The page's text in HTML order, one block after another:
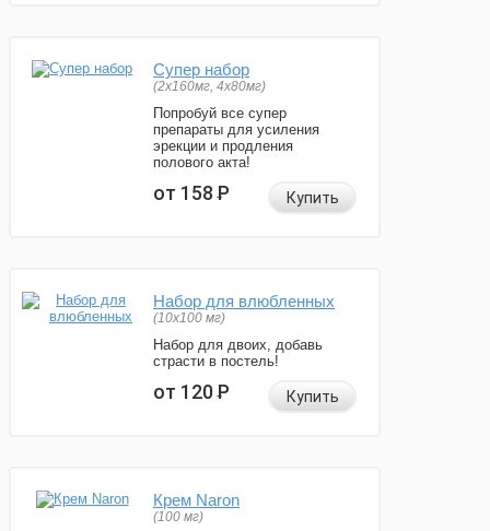
Супер набор
(2х160мг, 4х80мг)
Попробуй все супер
препараты для усиления
эрекции и продления
полового акта!
от 158Р Купить
Набор для влюбленных
(10х100 мг)
Набор для двоих, добавь
страсти в постель!
от 120Р Купить
Крем Naron
(100 мг)